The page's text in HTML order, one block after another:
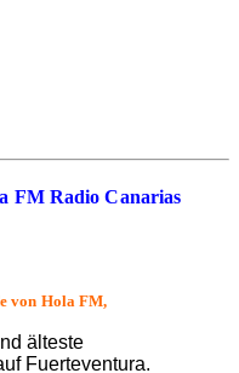
FM Radio Canarias
von Hola FM,
älteste
Fuerteventura.